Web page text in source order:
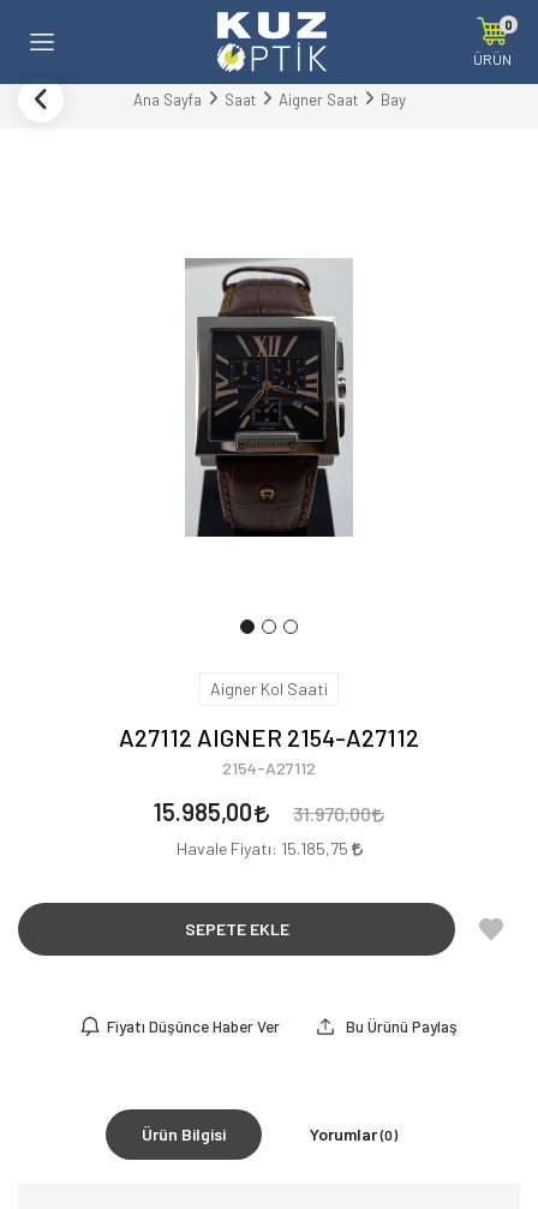
0
ÜRÜN
Ana Sayfa Saat Aigner Saat Bay
Aigner Kol Saati
A27112 AIGNER 2154-A27112
2154-A27112
15.985,00 31.970,00
Havale Fiyatı: 15.185,75
SEPETE EKLE
Fiyatı Düşünce Haber Ver Bu Ürünü Paylaş
Ürün Bilgisi Yorumlar(0)